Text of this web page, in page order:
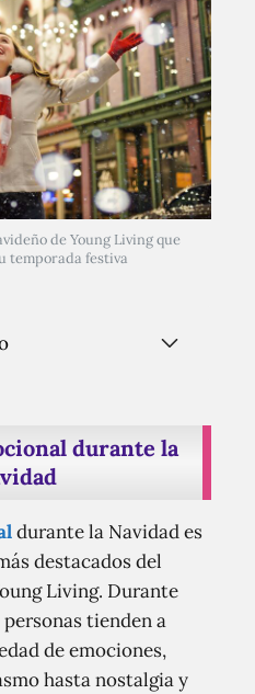
de Young Living que
temporada festiva
durante la
durante la Navidad es
destacados del
Living. Durante
tienden a
de emociones,
hasta nostalgia y